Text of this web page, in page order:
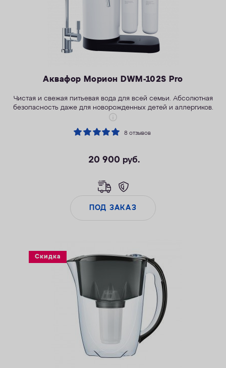
Аквафор Морион DWM-102S Pro
Чистая и свежая питьевая вода для всей семьи. Абсолютная
безопасность даже для новорожденных детей и аллергиков.
8 отзывов
20 900 руб.
ПОД ЗАКАЗ
Скидка